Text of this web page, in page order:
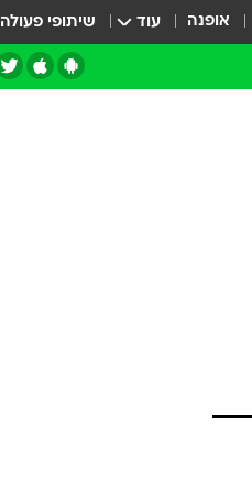
אופנה עוד שיתופי פעולה